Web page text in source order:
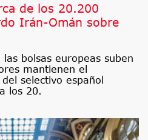
de los 20.200
Irán-Omán sobre
bolsas europeas suben
mantienen el
selectivo español
los 20.